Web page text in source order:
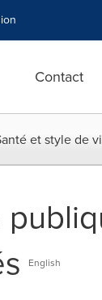
Contact
et style de
English